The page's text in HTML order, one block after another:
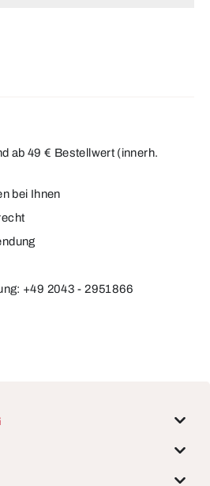
ab 49 € Bestellwert (innerh.
bei Ihnen
+49 2043 - 2951866